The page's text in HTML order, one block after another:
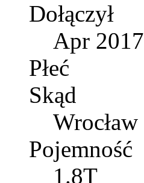
Dołączył
Apr 2017
Płeć
Skąd
Wrocław
Pojemność
1.8T